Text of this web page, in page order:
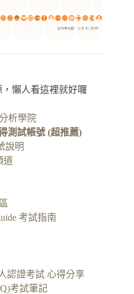
懶人看這裡就好囉
析學院
測試帳號 (超推薦)
說明
道
考試指南
認證考試 心得分享
考試筆記